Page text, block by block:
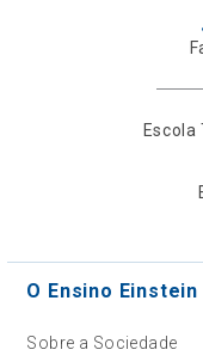
Escola
O Ensino Einstein
Sobre a Sociedade